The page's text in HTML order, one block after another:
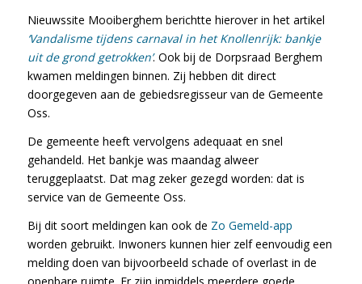
Nieuwssite Mooiberghem berichtte hierover in het artikel
‘Vandalisme tijdens carnaval in het Knollenrijk: bankje
uit de grond getrokken’. Ook bij de Dorpsraad Berghem
kwamen meldingen binnen. Zij hebben dit direct
doorgegeven aan de gebiedsregisseur van de Gemeente
Oss.
De gemeente heeft vervolgens adequaat en snel
gehandeld. Het bankje was maandag alweer
teruggeplaatst. Dat mag zeker gezegd worden: dat is
service van de Gemeente Oss.
Bij dit soort meldingen kan ook de Zo Gemeld-app
worden gebruikt. Inwoners kunnen hier zelf eenvoudig een
melding doen van bijvoorbeeld schade of overlast in de
openbare ruimte. Er zijn inmiddels meerdere goede